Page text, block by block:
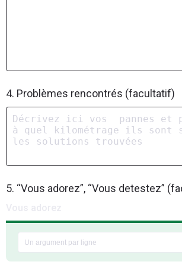
4. Problèmes rencontrés (facultatif)
5. “Vous adorez”, “Vous detestez”